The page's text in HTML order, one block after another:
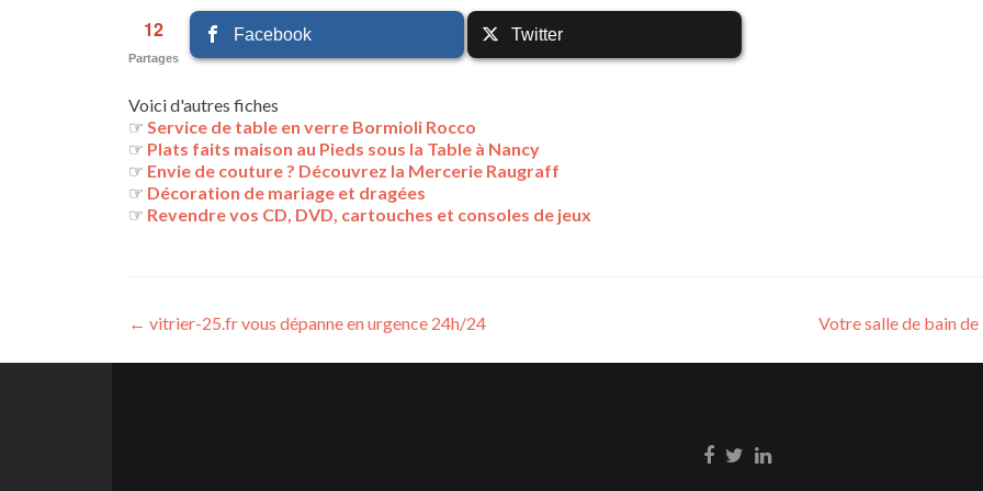
12
Partages
Facebook Twitter
Voici d'autres fiches
☞ Service de table en verre Bormioli Rocco
☞ Plats faits maison au Pieds sous la Table à Nancy
☞ Envie de couture ? Découvrez la Mercerie Raugraff
☞ Décoration de mariage et dragées
☞ Revendre vos CD, DVD, cartouches et consoles de jeux
Navigation
des
← vitrier-25.fr vous dépanne en urgence 24h/24 Votre salle de bain de